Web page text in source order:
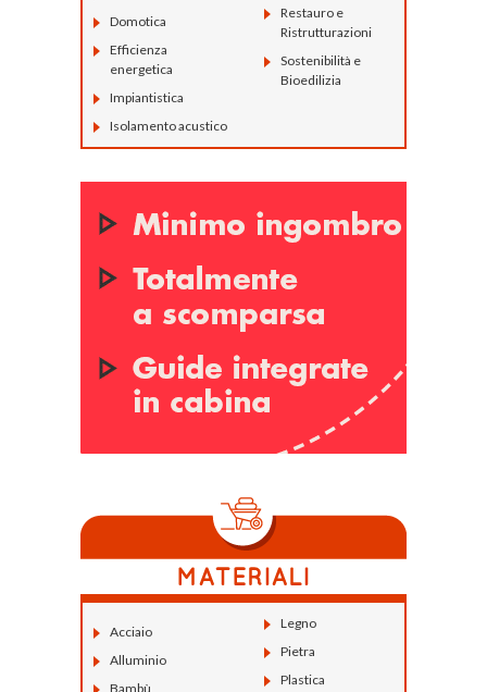
Domotica
Efficienza
energetica
Impiantistica
Isolamento acustico
Restauro e
Ristrutturazioni
Sostenibilità e
Bioedilizia
Acciaio
Alluminio
Bambù
Legno
Pietra
Plastica